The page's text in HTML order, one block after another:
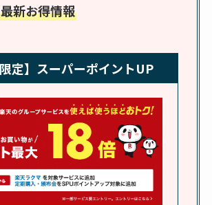
こ？楽天・amazonで
れの口コミも調査
しまむら布団セット
の料金は？セール・
半額になるのはい
つ？激安販売店・通
販も調査
karseellはどこで売っ
新お得情報
限定】スーパーポイントUP